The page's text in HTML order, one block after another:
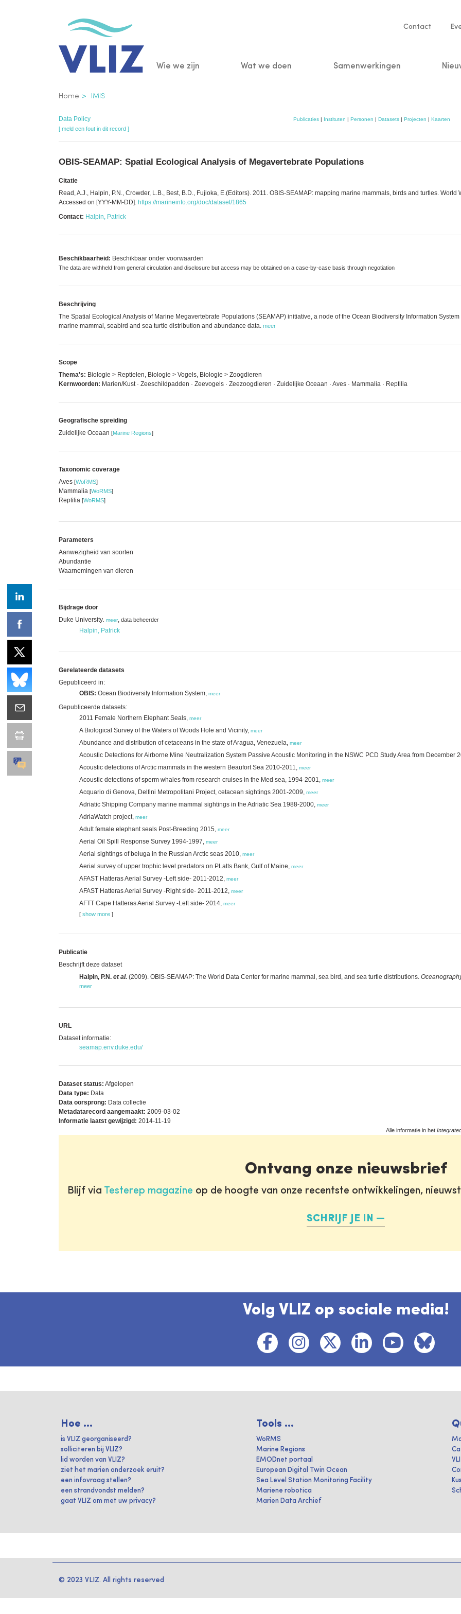
Service
Contact
Main
Wie we zijn Wat we doen Samenwerkingen
Kruimelpad
Home IMIS
Data Policy Publicaties| Instituten | Personen | Datasets| Projecten | Kaarten
[ meld een fout in dit record ]
OBIS-SEAMAP: Spatial Ecological Analysis of Megavertebrate Populations
Citatie
Read, A.J., Halpin, P.N., Crowder, L.B., Best, B.D., Fujioka, E.(Editors). 2011. OBIS-SEAMAP: mapping marine mammals, birds and turtles.
Accessed on [YYY-MM-DD]. https://marineinfo.org/doc/dataset/1865
Contact: Halpin, Patrick
Beschikbaarheid: Beschikbaar onder voorwaarden
The data are withheld from general circulation and disclosure but access may be obtained on a case-by-case basis through negotiation
Beschrijving
The Spatial Ecological Analysis of Marine Megavertebrate Populations (SEAMAP) initiative, a node of the Ocean Biodiversity Information
marine mammal, seabird and sea turtle distribution and abundance data. meer
Scope
Thema's: Biologie > Reptielen, Biologie > Vogels, Biologie > Zoogdieren
Kernwoorden: Marien/Kust · Zeeschildpadden · Zeevogels · Zeezoogdieren · Zuidelijke Oceaan · Aves · Mammalia · Reptilia
Geografische spreiding
Zuidelijke Oceaan [Marine Regions]
Taxonomic coverage
Aves [WoRMS]
Mammalia [WoRMS]
Reptilia [WoRMS]
Parameters
Aanwezigheid van soorten
Abundantie
Waarnemingen van dieren
Bijdrage door
Duke University meer, data beheerder
Halpin, Patrick
Gerelateerde datasets
Gepubliceerd in:
OBIS: Ocean Biodiversity Information System, meer
Gepubliceerde datasets:
2011 Female Northern Elephant Seals, meer
A Biological Survey of the Waters of Woods Hole and Vicinity, meer
Abundance and distribution of cetaceans in the state of Aragua, Venezuela, meer
Acoustic Detections for Airborne Mine Neutralization System Passive Acoustic Monitoring in the NSWC PCD Study Area from December
Acoustic detections of Arctic mammals in the western Beaufort Sea 2010-2011, meer
Acoustic detections of sperm whales from research cruises in the Med sea, 1994-2001, meer
Acquario di Genova, Delfini Metropolitani Project, cetacean sightings 2001-2009, meer
Adriatic Shipping Company marine mammal sightings in the Adriatic Sea 1988-2000, meer
AdriaWatch project, meer
Adult female elephant seals Post-Breeding 2015, meer
Aerial Oil Spill Response Survey 1994-1997, meer
Aerial sightings of beluga in the Russian Arctic seas 2010, meer
Aerial survey of upper trophic level predators on PLatts Bank, Gulf of Maine, meer
AFAST Hatteras Aerial Survey -Left side- 2011-2012, meer
AFAST Hatteras Aerial Survey -Right side- 2011-2012, meer
AFTT Cape Hatteras Aerial Survey -Left side- 2014, meer
[ show more ]
Publicatie
Beschrijft deze dataset
Halpin, P.N. et al. (2009). OBIS-SEAMAP: The World Data Center for marine mammal, sea bird, and sea turtle distributions.
meer
URL
Dataset informatie:
seamap.env.duke.edu/
Dataset status: Afgelopen
Data type: Data
Data oorsprong: Data collectie
Metadatarecord aangemaakt: 2009-03-02
Informatie laatst gewijzigd: 2014-11-19
Alle informatie in het
Ontvang onze nieuwsbrief
Blijf via Testerep magazine op de hoogte van onze recentste ontwikkelingen,
SCHRIJF JE IN
Volg VLIZ op sociale media!
Hoe ...
is VLIZ georganiseerd?
solliciteren bij VLIZ?
lid worden van VLIZ?
ziet het marien onderzoek eruit?
een infovraag stellen?
een strandvondst melden?
gaat VLIZ om met uw privacy?
Tools ...
WoRMS
Marine Regions
EMODnet portaal
European Digital Twin Ocean
Sea Level Station Monitoring Facility
Mariene robotica
Marien Data Archief
© 2023 VLIZ. All rights reserved